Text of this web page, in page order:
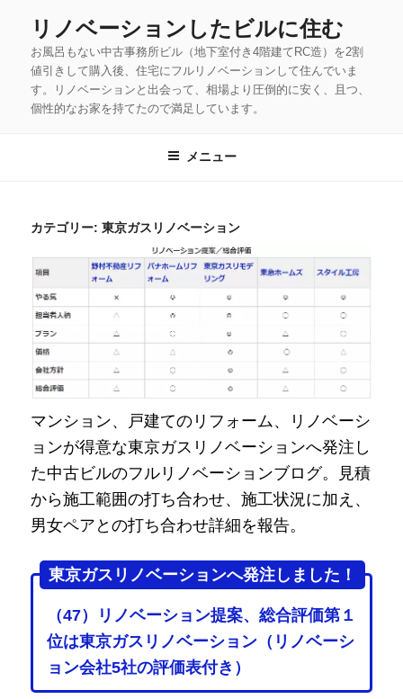
リノベーションしたビルに住む
お風呂もない中古事務所ビル（地下室付き4階建てRC造）を2割
値引きして購入後、住宅にフルリノベーションして住んでいま
す。リノベーションと出会って、相場より圧倒的に安く、且つ、
個性的なお家を持てたので満足しています。
メニュー
カテゴリー: 東京ガスリノベーション
マンション、戸建てのリフォーム、リノベーシ
ョンが得意な東京ガスリノベーションへ発注し
た中古ビルのフルリノベーションブログ。見積
から施工範囲の打ち合わせ、施工状況に加え、
男女ペアとの打ち合わせ詳細を報告。
東京ガスリノベーションへ発注しました！
（47）リノベーション提案、総合評価第１
位は東京ガスリノベーション（リノベーシ
ョン会社5社の評価表付き）